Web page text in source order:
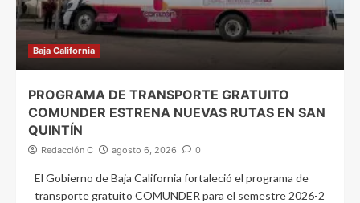
Baja California
PROGRAMA DE TRANSPORTE GRATUITO
COMUNDER ESTRENA NUEVAS RUTAS EN SAN
QUINTÍN
Redacción C agosto 6, 2026 0
El Gobierno de Baja California fortaleció el programa de
transporte gratuito COMUNDER para el semestre 2026-2